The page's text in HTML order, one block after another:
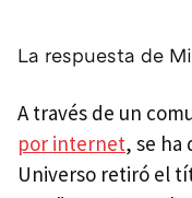
La respuesta de
A través de un
por internet, se ha
Universo retiró el